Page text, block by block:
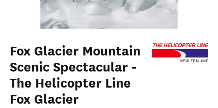
Fox Glacier Mountain
Scenic Spectacular -
The Helicopter Line
Fox Glacier